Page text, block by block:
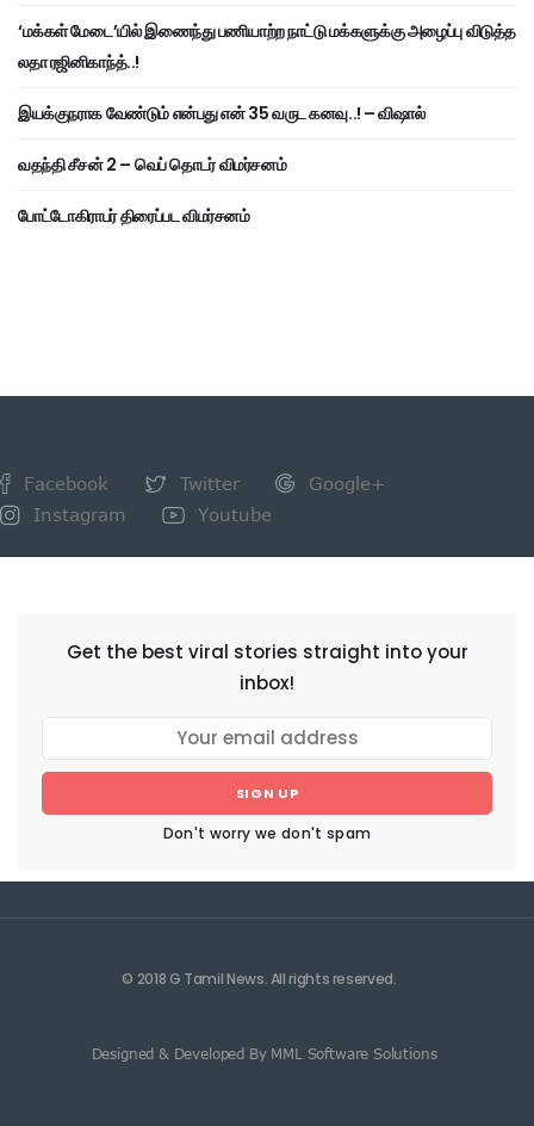
‘மக்கள் மேடை’யில் இணைந்து பணியாற்ற நாட்டு மக்களுக்கு அழைப்பு விடுத்த
லதா ரஜினிகாந்த்..!
இயக்குநராக வேண்டும் என்பது என் 35 வருட கனவு..! – விஷால்
வதந்தி சீசன் 2 – வெப் தொடர் விமர்சனம்
போட்டோகிராபர் திரைப்பட விமர்சனம்
Facebook Twitter
Google+
Instagram
Youtube
Get the best viral stories straight into your
inbox!
SIGN UP
Don't worry we don't spam
© 2018 G Tamil News. All rights reserved.
Designed & Developed By MML Software Solutions